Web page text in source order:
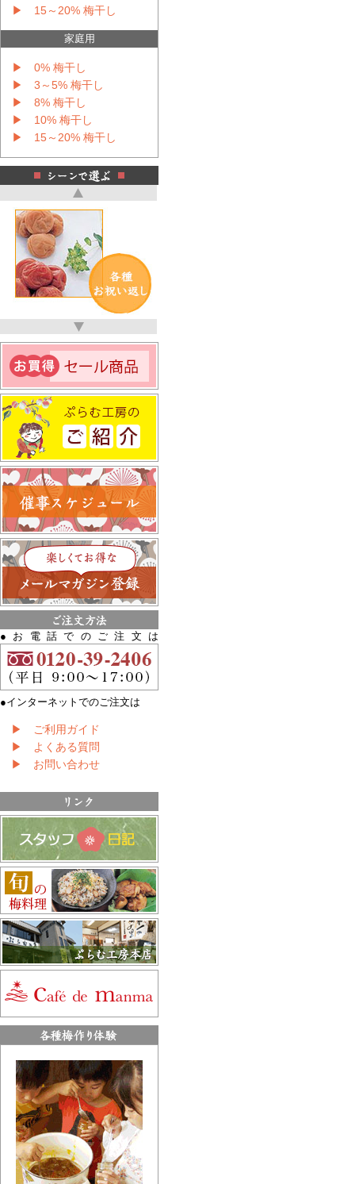
▶ 15～20% 梅干し
家庭用
▶ 0% 梅干し
▶ 3～5% 梅干し
▶ 8% 梅干し
▶ 10% 梅干し
▶ 15～20% 梅干し
●お電話でのご注文は
●インターネットでのご注文は
▶ ご利用ガイド
▶ よくある質問
▶ お問い合わせ